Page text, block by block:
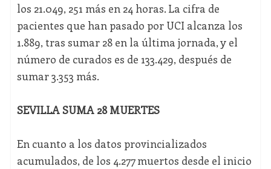
los 21.049, 251 más en 24 horas. La cifra de
pacientes que han pasado por UCI alcanza los
1.889, tras sumar 28 en la última jornada, y el
número de curados es de 133.429, después de
sumar 3.353 más.
SEVILLA SUMA 28 MUERTES
En cuanto a los datos provincializados
acumulados, de los 4.277 muertos desde el inicio